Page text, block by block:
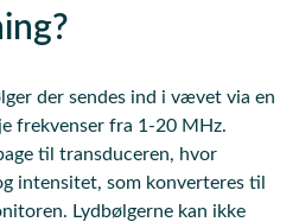
der sendes ind i vævet via en
frekvenser fra 1-20 MHz.
til transduceren, hvor
intensitet, som konverteres til
Lydbølgerne kan ikke